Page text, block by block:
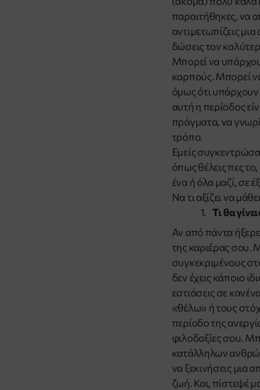
παραιτήθηκες, να
αντιμετωπίζεις
δώσεις τον
Μπορεί να
καρπούς. Μπορεί
όμως ότι υπάρχουν
αυτή η περίοδος
πράγματα, να
τρόπο.
Εμείς
όπως θέλεις πες
ένα ή όλα μαζί, σε
Να τι αξίζει να
Τι θα
Αν από πάντα
της καριέρας σου.
συγκεκριμένους
δεν έχεις κάποιο
εστιάσεις σε
«θέλω» ή τους
περίοδο της
φιλοδοξίες σου.
κατάλληλων
να ξεκινήσεις μια
ζωή. Και, πίστεψέ